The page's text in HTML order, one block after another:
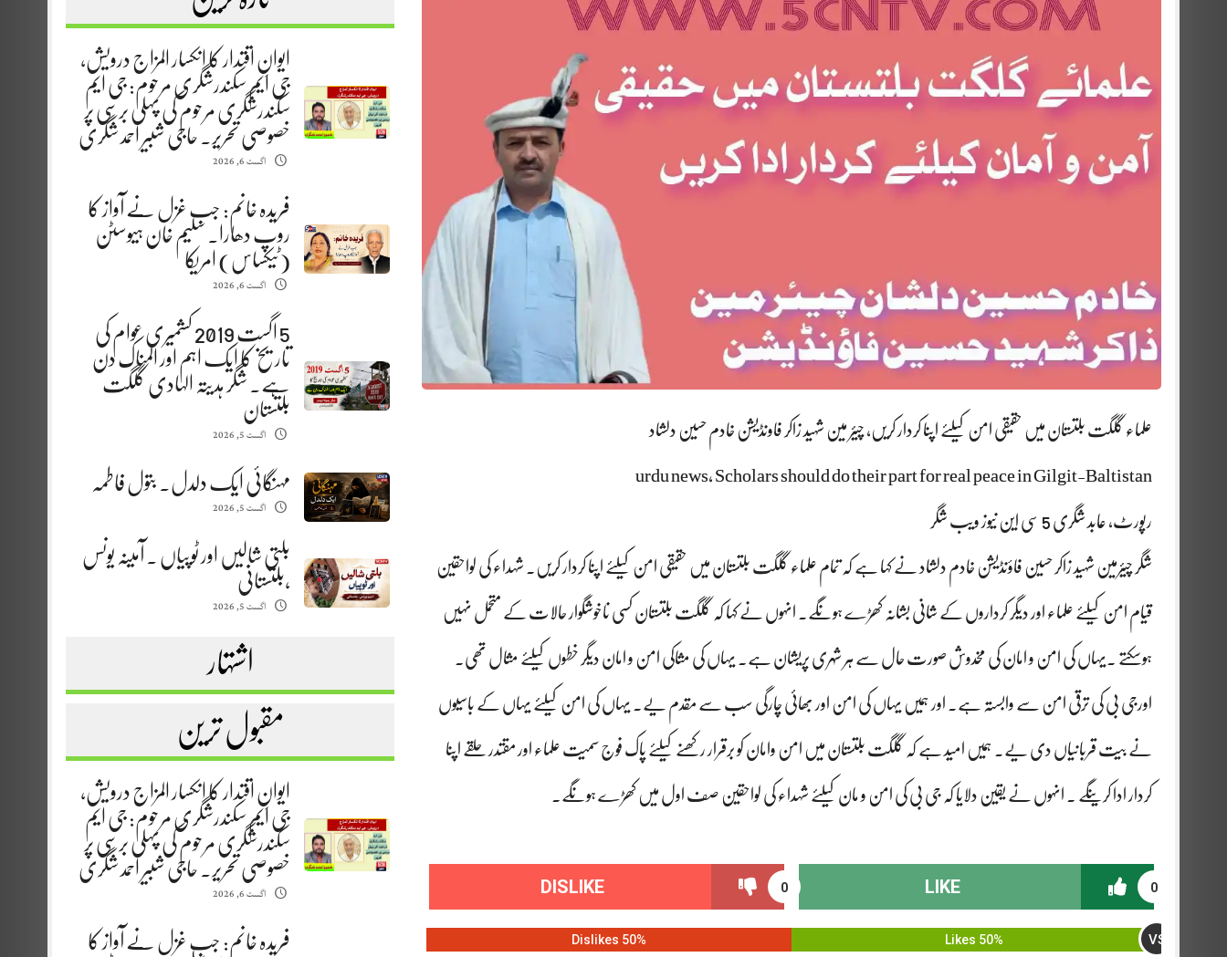
ایوانِ اقتدار کا انکسار المزاج درویش،
جی ایم سکندرشگری مرحوم: جی ایم
سکندرشگری مرحوم کی پہلی برسی پر
خصوصی تحریر. حاجی شبیر احمد شگری
اگست 6, 2026
فریدہ خانم: جب غزل نے آواز کا
روپ دھارا. سلیم خان ہیوسٹن
(ٹیکساس) امریکا
اگست 6, 2026
5 اگست 2019 کشمیری عوام کی
تاریخ کا ایک اہم اور المناک دن
ہے. شگر ہدیتہ الہادی گلگت
بلتستان
اگست 5, 2026
مہنگائی ایک دلدل. بتول فاطمہ
اگست 5, 2026
بلتی شالیں اور ٹوپیاں . آمینہ یونس
،بلتستانی
اگست 5, 2026
اشتہار
مقبول ترین
ایوانِ اقتدار کا انکسار المزاج درویش،
جی ایم سکندرشگری مرحوم: جی ایم
سکندرشگری مرحوم کی پہلی برسی پر
خصوصی تحریر. حاجی شبیر احمد شگری
اگست 6, 2026
فریدہ خانم: جب غزل نے آواز کا
علماء گلگت بلتستان میں حقیقی امن کیلئے اپنا کردار کریں، چیئر مین شہید زاکر فاونڈیشن خادم حسین دلشاد
urdu news, Scholars should do their part for real peace in Gilgit-Baltistan
رپورٹ، عابد شگری 5 سی این نیوز ویب شگر
شگر چیئرمین شہید زاکر حسین فاؤنڈیشن خادم دلشاد نے کہا ہے کہ تمام علماء گلگت بلتستان میں حقیقی امن کیلئے اپنا کردار کریں۔ شہداء کی لواحقین
قیام امن کیلئے علماء اور دیگر کرداروں کے شانی بشانہ کھڑے ہونگے۔ انہوں نے کہا کہ گلگت بلتستان کسی ناخوشگوار حالات کے متحمل نہیں
ہوسکتے ۔یہاں کی امن و امان کی مخدوش صورت حال سے ہر شہری پریشان ہے۔ یہاں کی مثاکی امن و امان دیگر خطوں کیلئے مثال تھی۔
اورجی بی کی ترقی امن سے وابستہ ہے۔ اور ہمیں یہاں کی امن اور بھائی چارگی سب سے مقدم یے۔ یہاں کی امن کیلئے یہاں کے باسیوں
نے بیت قربانیاں دی یے۔ ہمیں امید ہے کہ گلگت بلتستان میں امن وامان کو برقرار رکھنے کیلئے پاک فوج سمیت علماء اور مقتدر حلقے اپنا
کردار ادا کرینگے ۔ انہوں نے یقین دلایا کہ جی بی کی امن و مان کیلئے شہداء کی لواحقین صف اول میں کھڑے ہونگے۔
0
LIKE
0
DISLIKE
50% Likes VS
50% Dislikes